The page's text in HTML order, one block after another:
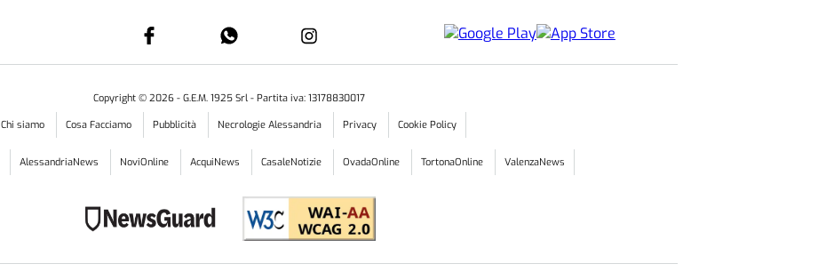
Copyright © 2026 - G.E.M. 1925 Srl - Partita iva: 13178830017
Chi siamo
Cosa Facciamo Pubblicità Necrologie Alessandria Privacy Cookie Policy
AlessandriaNews NoviOnline AcquiNews CasaleNotizie OvadaOnline TortonaOnline ValenzaNews